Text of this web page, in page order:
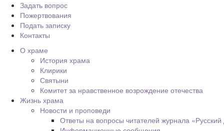
Задать вопрос
Пожертвования
Подать записку
Контакты
О храме
История храма
Клирики
Святыни
Комитет за нравственное возрождение отечества
Жизнь храма
Новости и проповеди
Ответы на вопросы читателей журнала